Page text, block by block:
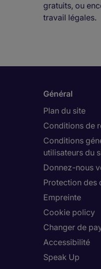
gratuits, ou
travail légales.
Général
Plan du site
Conditions de
Conditions
utilisateurs du
Donnez-nous
Protection des
Empreinte
Cookie policy
Changer de
Accessibilité
Speak Up